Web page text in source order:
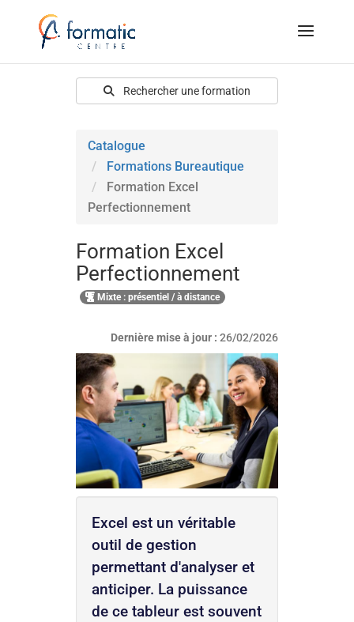
Rechercher une formation
Catalogue
Formations Bureautique
Formation Excel
Perfectionnement
Formation Excel
Perfectionnement
Mixte : présentiel / à distance
Dernière mise à jour :26/02/2026
Excel est un véritable
outil de gestion
permettant d'analyser et
anticiper. La puissance
de ce tableur est souvent